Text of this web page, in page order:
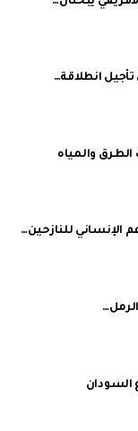
تأجيل انطلاقة…
والمياه
الإنساني للنازحين…
السودان